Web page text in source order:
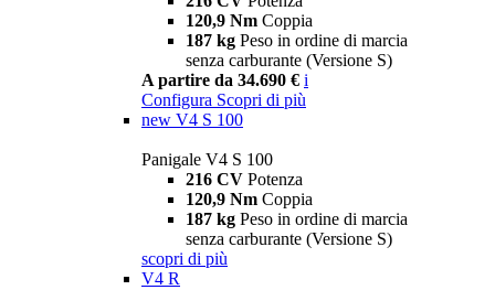
120,9 Nm Coppia
187 kg Peso in ordine di marcia
senza carburante (Versione S)
A partire da 34.690 € i
Configura Scopri di più
new V4 S 100
Panigale V4 S 100
216 CV Potenza
120,9 Nm Coppia
187 kg Peso in ordine di marcia
senza carburante (Versione S)
scopri di più
V4 R